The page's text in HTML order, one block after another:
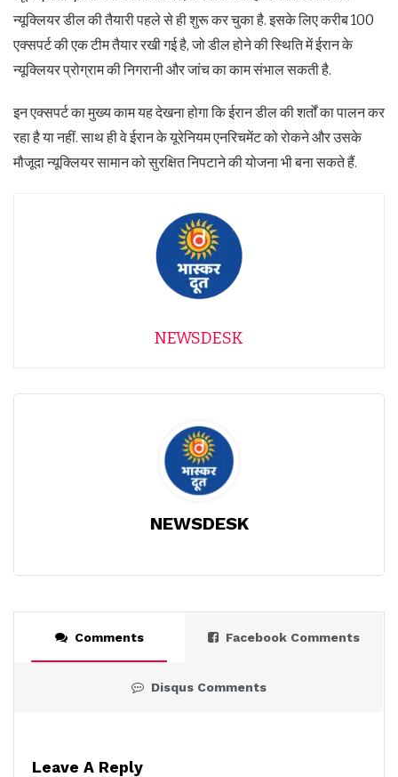
न्यूक्लियर डील की तैयारी पहले से ही शुरू कर चुका है. इसके लिए करीब 100
एक्सपर्ट की एक टीम तैयार रखी गई है, जो डील होने की स्थिति में ईरान के
न्यूक्लियर प्रोग्राम की निगरानी और जांच का काम संभाल सकती है.
इन एक्सपर्ट का मुख्य काम यह देखना होगा कि ईरान डील की शर्तों का पालन कर
रहा है या नहीं. साथ ही वे ईरान के यूरेनियम एनरिचमेंट को रोकने और उसके
मौजूदा न्यूक्लियर सामान को सुरक्षित निपटाने की योजना भी बना सकते हैं.
NEWSDESK
NEWSDESK
Comments Facebook Comments
Disqus Comments
Leave A Reply